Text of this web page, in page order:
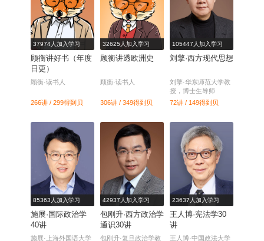
37974人加入学习
顾衡讲好书（年度
日更）
顾衡·读书人
266讲 / 299得到贝
32625人加入学习
顾衡讲透欧洲史
顾衡·读书人
306讲 / 349得到贝
105447人加入学习
刘擎·西方现代思想
刘擎·华东师范大学教
授，博士生导师
72讲 / 149得到贝
85363人加入学习
施展·国际政治学
40讲
施展·上海外国语大学
42937人加入学习
包刚升·西方政治学
通识30讲
包刚升·复旦政治学教
23637人加入学习
王人博·宪法学30
讲
王人博·中国政法大学